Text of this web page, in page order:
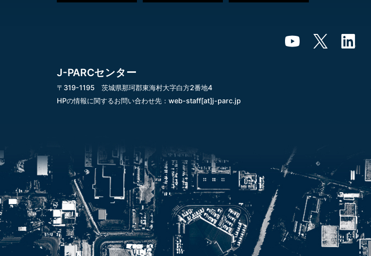
J-PARCセンター
〒319-1195 茨城県那珂郡東海村大字白方2番地4
HPの情報に関するお問い合わせ先： web-staff[at]j-parc.jp